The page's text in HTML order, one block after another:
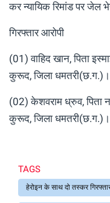
कर न्यायिक रिमांड पर जेल
गिरफ्तार आरोपी
(01) वाहिद खान, पिता
कुरूद, जिला धमतरी(छ.ग.)।
(02) केशवराम ध्रुव, पिता
कुरूद, जिला धमतरी(छ.ग.)।
TAGS
हेरोइन के साथ दो तस्कर